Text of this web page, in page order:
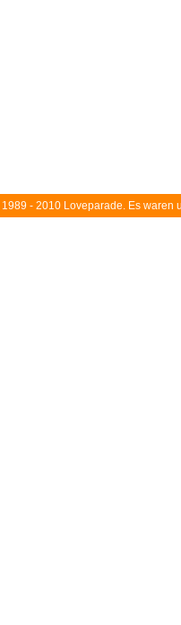
1989 - 2010 Loveparade. Es waren